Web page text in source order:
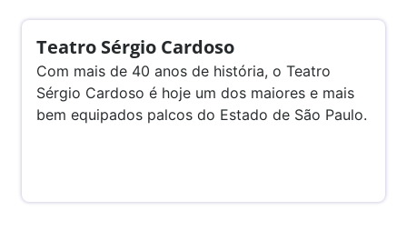
Teatro Sérgio Cardoso
Com mais de 40 anos de história, o Teatro
Sérgio Cardoso é hoje um dos maiores e mais
bem equipados palcos do Estado de São Paulo.